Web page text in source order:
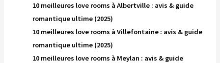
10 meilleures love rooms à Albertville : avis & guide
romantique ultime (2025)
10 meilleures love rooms à Villefontaine : avis & guide
romantique ultime (2025)
10 meilleures love rooms à Meylan : avis & guide